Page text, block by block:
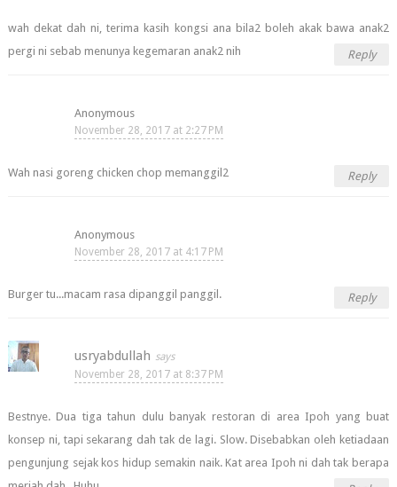
wah dekat dah ni, terima kasih kongsi ana bila2 boleh akak bawa anak2
pergi ni sebab menunya kegemaran anak2 nih
Reply
Anonymous
November 28, 2017 at 2:27 PM
Wah nasi goreng chicken chop memanggil2 Reply
Anonymous
November 28, 2017 at 4:17 PM
Burger tu...macam rasa dipanggil panggil. Reply
usryabdullah
November 28, 2017 at 8:37 PM
Bestnye. Dua tiga tahun dulu banyak restoran di area Ipoh yang buat
konsep ni, tapi sekarang dah tak de lagi. Slow. Disebabkan oleh ketiadaan
pengunjung sejak kos hidup semakin naik. Kat area Ipoh ni dah tak berapa